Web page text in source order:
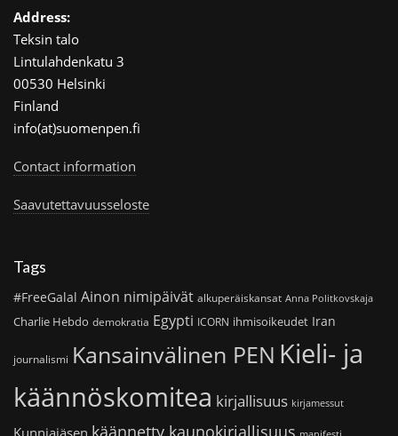
Address:
Teksin talo
Lintulahdenkatu 3
00530 Helsinki
Finland
info(at)suomenpen.fi
Contact information
Saavutettavuusseloste
Tags
#FreeGalal Ainon nimipäivät alkuperäiskansat Anna Politkovskaja
Charlie Hebdo demokratia Egypti ICORN ihmisoikeudet Iran
journalismi Kansainvälinen PEN Kieli- ja
käännöskomitea kirjallisuus kirjamessut
käännetty kaunokirjallisuus